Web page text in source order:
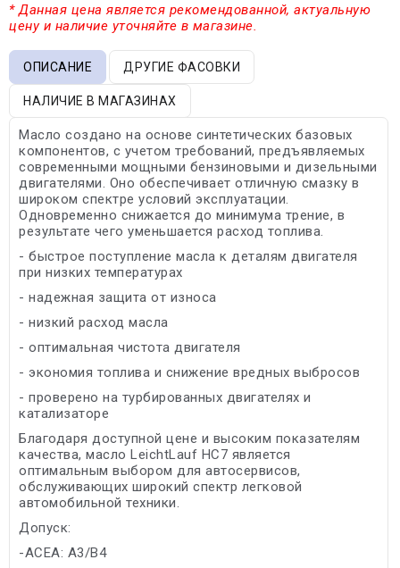
* Данная цена является рекомендованной, актуальную
цену и наличие уточняйте в магазине.
ОПИСАНИЕ ДРУГИЕ ФАСОВКИ
НАЛИЧИЕ В МАГАЗИНАХ
Масло создано на основе синтетических базовых
компонентов, с учетом требований, предъявляемых
современными мощными бензиновыми и дизельными
двигателями. Оно обеспечивает отличную смазку в
широком спектре условий эксплуатации.
Одновременно снижается до минимума трение, в
результате чего уменьшается расход топлива.
- быстрое поступление масла к деталям двигателя
при низких температурах
- надежная защита от износа
- низкий расход масла
- оптимальная чистота двигателя
- экономия топлива и снижение вредных выбросов
- проверено на турбированных двигателях и
катализаторе
Благодаря доступной цене и высоким показателям
качества, масло LeichtLauf HC7 является
оптимальным выбором для автосервисов,
обслуживающих широкий спектр легковой
автомобильной техники.
Допуск:
-ACEA: A3/B4